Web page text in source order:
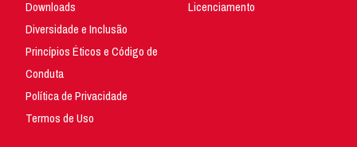
Downloads
Diversidade e Inclusão
Princípios Éticos e Código de
Conduta
Política de Privacidade
Termos de Uso
Licenciamento